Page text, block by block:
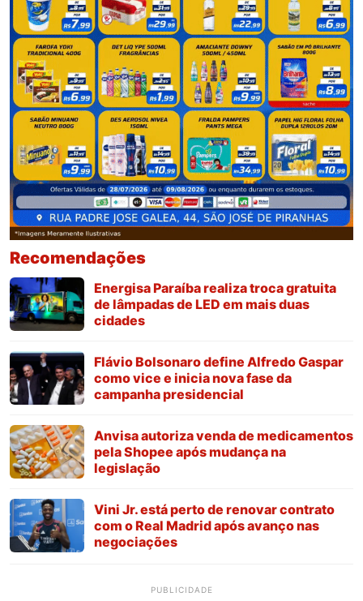
Recomendações
Energisa Paraíba realiza troca gratuita
de lâmpadas de LED em mais duas
cidades
Flávio Bolsonaro define Alfredo Gaspar
como vice e inicia nova fase da
campanha presidencial
Anvisa autoriza venda de medicamentos
pela Shopee após mudança na
legislação
Vini Jr. está perto de renovar contrato
com o Real Madrid após avanço nas
negociações
PUBLICIDADE